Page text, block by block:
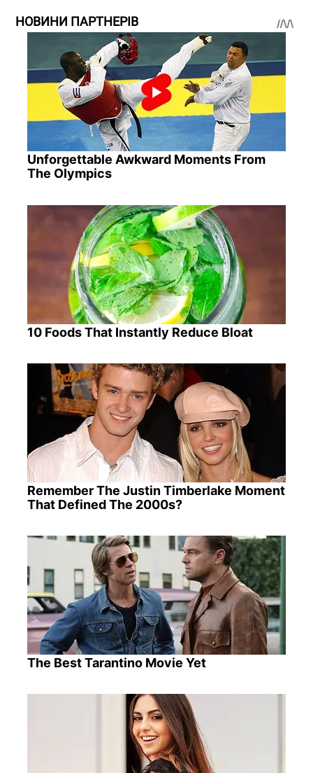
НОВИНИ ПАРТНЕРІВ
Unforgettable Awkward Moments From
The Olympics
10 Foods That Instantly Reduce Bloat
Remember The Justin Timberlake Moment
That Defined The 2000s?
The Best Tarantino Movie Yet